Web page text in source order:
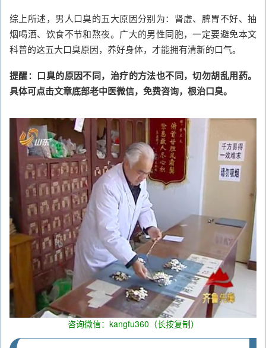
综上所述，男人口臭的五大原因分别为：肾虚、脾胃不好、抽
烟喝酒、饮食不节和熬夜。广大的男性同胞，一定要避免本文
科普的这五大口臭原因，养好身体，才能拥有清新的口气。
提醒：口臭的原因不同，治疗的方法也不同，切勿胡乱用药。
具体可点击文章底部老中医微信，免费咨询，根治口臭。
咨询微信：kangfu360（长按复制）